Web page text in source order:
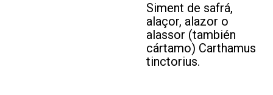
Siment de safrá,
alaçor, alazor o
alassor (también
cártamo) Carthamus
tinctorius.